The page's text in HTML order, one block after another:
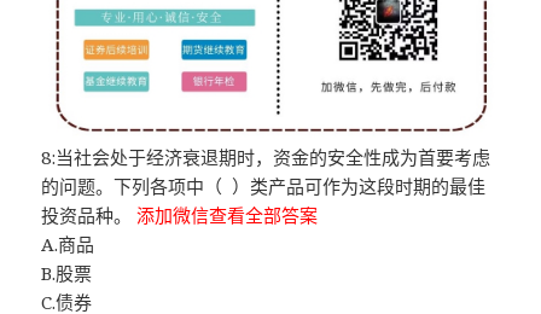
8:当社会处于经济衰退期时，资金的安全性成为首要考虑
的问题。下列各项中（ ）类产品可作为这段时期的最佳
投资品种。添加微信查看全部答案
A.商品
B.股票
C.债券